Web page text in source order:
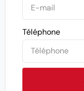
Téléphone